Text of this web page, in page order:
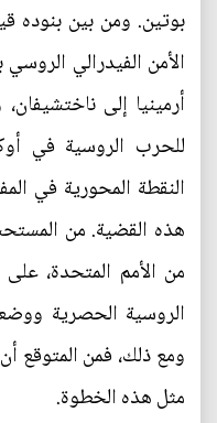
بوتين. ومن بين بنوده
الأمن الفيدرالي
أرمينيا إلى
للحرب الروسية في
النقطة المحورية في
هذه القضية. من
الروسية الحصرية
ومع ذلك، فمن المتوقع
مثل هذه الخطوة.